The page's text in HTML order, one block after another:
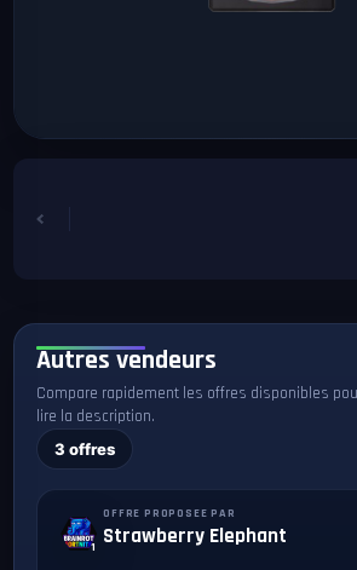
Autres vendeurs
Compare rapidement les offres disponibles
lire la description.
3 offres
1
OFFRE PROPOSEE PAR
Strawberry Elephant